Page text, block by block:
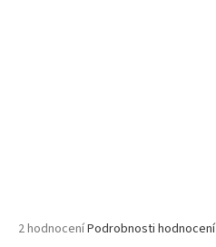
Průměrné
2 hodnoceníPodrobnosti hodnocení
TRIČKO,